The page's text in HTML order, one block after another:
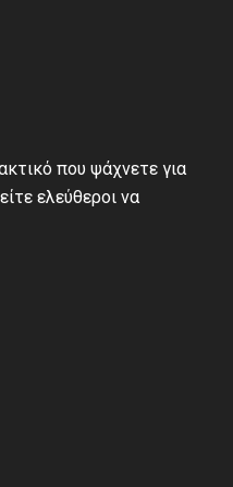
που ψάχνετε για
ελεύθεροι να